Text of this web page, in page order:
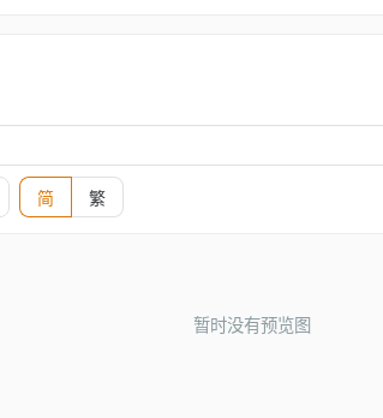
简 繁
暂时没有预览图